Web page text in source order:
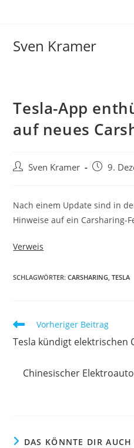
Sven Kramer
Tesla-App
auf neues
Sven Kramer 9.
Nach einem Update sind in
Hinweise auf ein Carsharing-
Verweis
SCHLAGWÖRTER:CARSHARING, TESLA
Vorheriger Beitrag
Tesla kündigt elektrischen
Chinesischer
DAS KÖNNTE DIR AUCH